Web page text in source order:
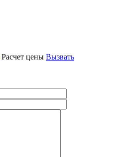
Расчет цены Вызвать